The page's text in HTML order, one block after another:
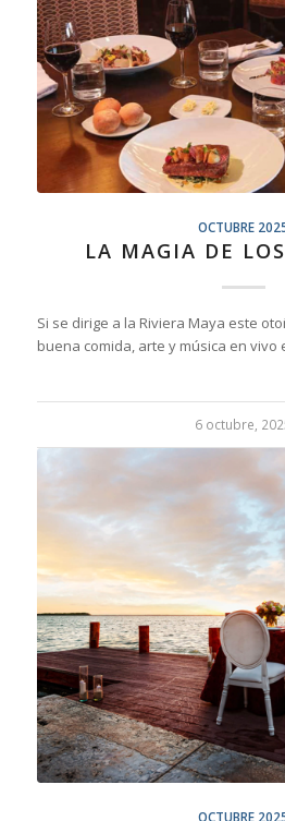
OCTUBRE
LA MAGIA DE
Si se dirige a la Riviera Maya este
buena comida, arte y música en vivo
6 octubre,
OCTUBRE